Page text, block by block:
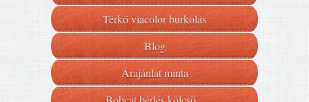
Térkő viacolor burkolás
Blog
Árajánlat minta